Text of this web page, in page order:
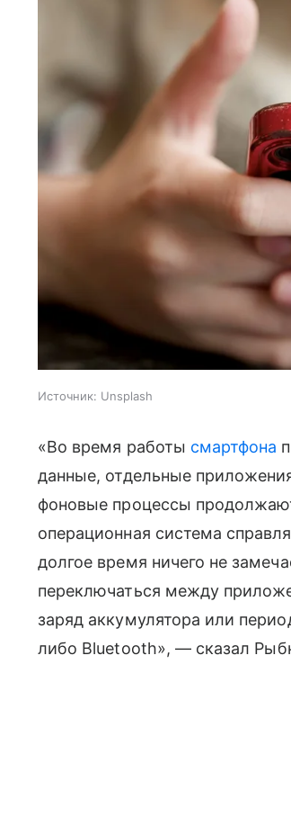
Источник: Unsplash
«Во время работы смартфона
данные, отдельные
фоновые процессы
операционная система
долгое время ничего не
переключаться между
заряд аккумулятора или
либо Bluetooth», — сказал